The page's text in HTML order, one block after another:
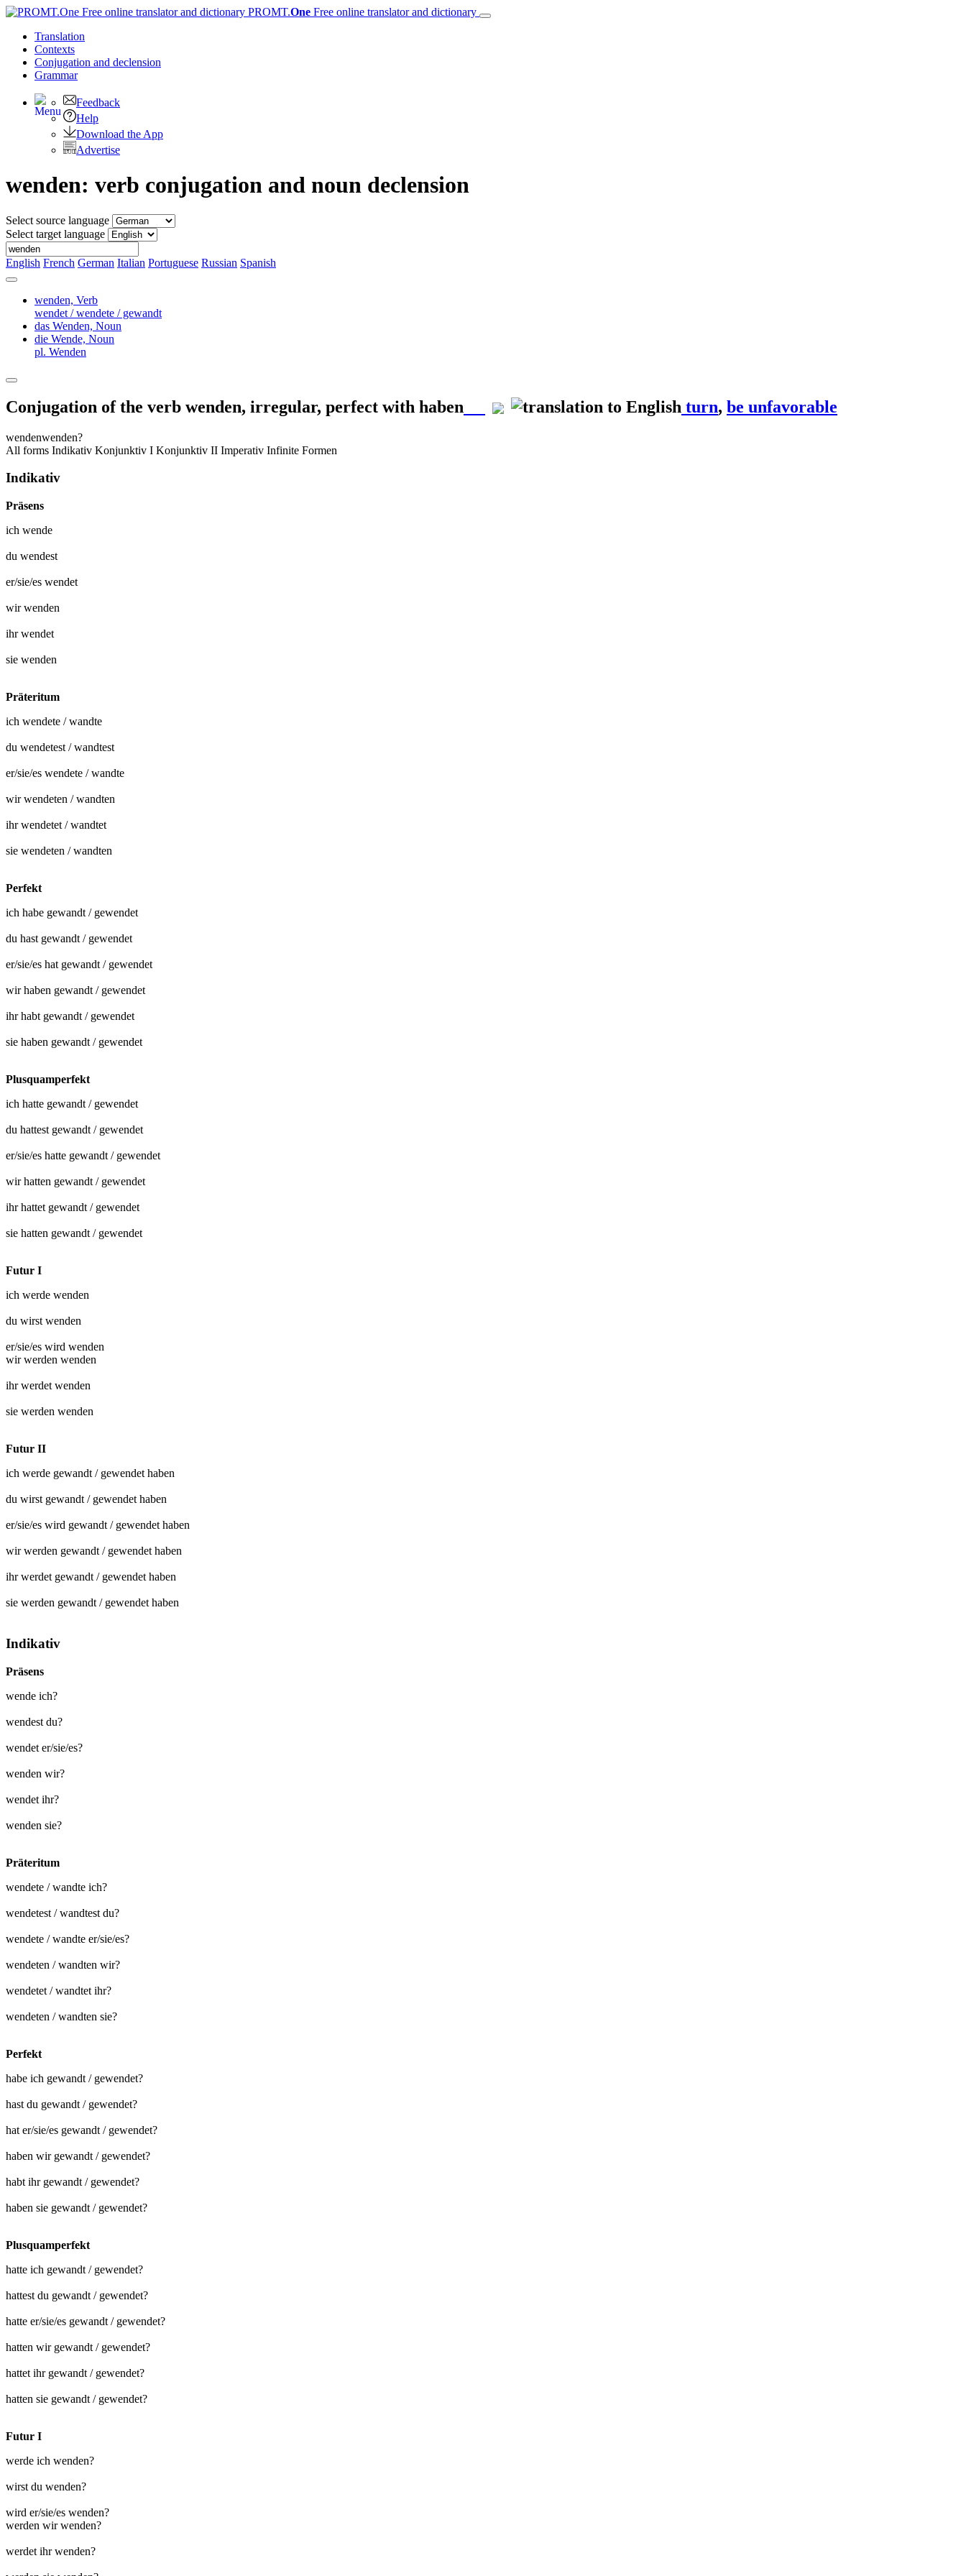
PROMT.One Free online translator and dictionary
Translation
Contexts
Conjugation and declension
Grammar
Feedback
Help
Download the App
Advertise
wenden: verb conjugation and noun declension
Select source language
Select target language
English French German Italian Portuguese Russian Spanish
wenden, Verb
wendet / wendete / gewandt
das Wenden, Noun
die Wende, Noun
pl. Wenden
Conjugation of the verb wenden, irregular, perfect with haben turn, be unfavorable
wendenwenden?
All forms Indikativ Konjunktiv I Konjunktiv II Imperativ Infinite Formen
Indikativ
Präsens
ich wende
du wendest
er/sie/es wendet
wirwenden
ihrwendet
sie wenden
Präteritum
ich wendete /wandte
du wendetest /wandtest
er/sie/es wendete /wandte
wirwendeten /wandten
ihrwendetet /wandtet
sie wendeten /wandten
Perfekt
ich habe gewandt / gewendet
du hast gewandt / gewendet
er/sie/es hat gewandt / gewendet
wir haben gewandt / gewendet
ihr habt gewandt / gewendet
sie haben gewandt / gewendet
Plusquamperfekt
ich hatte gewandt / gewendet
du hattest gewandt / gewendet
er/sie/es hatte gewandt / gewendet
wir hatten gewandt / gewendet
ihr hattet gewandt / gewendet
sie hatten gewandt / gewendet
Futur I
ich werde wenden
du wirst wenden
er/sie/es wird wenden
wir werden wenden
ihr werdet wenden
sie werden wenden
Futur II
ich werde gewandt / gewendet haben
du wirst gewandt / gewendet haben
er/sie/es wird gewandt / gewendet haben
wir werden gewandt / gewendet haben
ihr werdet gewandt / gewendet haben
sie werden gewandt / gewendet haben
Indikativ
Präsens
wende ich?
wendest du?
wendet er/sie/es?
wenden wir?
wendet ihr?
wenden sie?
Präteritum
wendete / wandte ich?
wendetest / wandtest du?
wendete / wandte er/sie/es?
wendeten / wandten wir?
wendetet / wandtet ihr?
wendeten / wandten sie?
Perfekt
habe ich gewandt / gewendet?
hast du gewandt / gewendet?
hat er/sie/es gewandt / gewendet?
haben wir gewandt / gewendet?
habt ihr gewandt / gewendet?
haben sie gewandt / gewendet?
Plusquamperfekt
hatte ich gewandt / gewendet?
hattest du gewandt / gewendet?
hatte er/sie/es gewandt / gewendet?
hatten wir gewandt / gewendet?
hattet ihr gewandt / gewendet?
hatten sie gewandt / gewendet?
Futur I
werde ich wenden?
wirst du wenden?
wird er/sie/es wenden?
werden wir wenden?
werdet ihr wenden?